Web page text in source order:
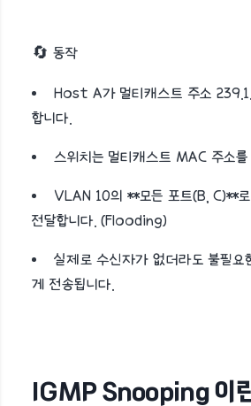
🔄 동작
Host A가 멀티캐스트 주소
합니다.
스위치는 멀티캐스트 MAC 주소
VLAN 10의 **모든 포트(B, C)**
전달합니다. (Flooding)
실제로 수신자가 없더라도 불필요
게 전송됩니다.
IGMP Snooping 이